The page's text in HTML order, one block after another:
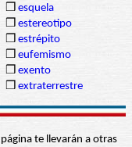
❒ esquela
❒ estereotipo
❒ estrépito
❒ eufemismo
❒ exento
❒ extraterrestre
te llevarán a otras